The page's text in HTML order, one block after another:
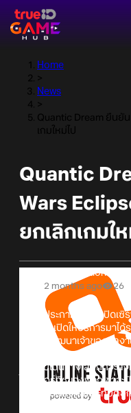
Home
>
News
>
Quantic Dream ยืนยั
เกมใหม่ไป
Quantic
Wars
ยกเลิกเกมใ
Online Station
2 months ago
26
ทันทีที่ประกาศเตรียมปิดเซิ
หลังจากเปิดให้บริการมาไ
บริษัทผู้พัฒนาเจ้าของผลง
Human, Beyond: Two
ภัยแบบเน้นทางเลือกที่จะส่
ไลฟ์เซอร์วิซของพวกเขาจ
แต่มันจะไม่ส่งผลกระทบต่อ